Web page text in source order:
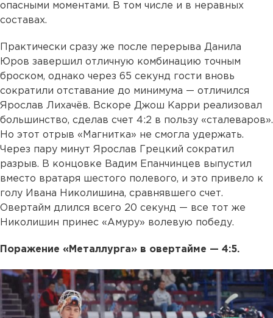
опасными моментами. В том числе и в неравных
составах.
Практически сразу же после перерыва Данила
Юров завершил отличную комбинацию точным
броском, однако через 65 секунд гости вновь
сократили отставание до минимума — отличился
Ярослав Лихачёв. Вскоре Джош Карри реализовал
большинство, сделав счет 4:2 в пользу «сталеваров».
Но этот отрыв «Магнитка» не смогла удержать.
Через пару минут Ярослав Грецкий сократил
разрыв. В концовке Вадим Епанчинцев выпустил
вместо вратаря шестого полевого, и это привело к
голу Ивана Николишина, сравнявшего счет.
Овертайм длился всего 20 секунд — все тот же
Николишин принес «Амуру» волевую победу.
Поражение «Металлурга» в овертайме — 4:5.